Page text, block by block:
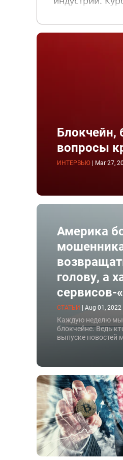
Блокчейн,
вопросы
ИНТЕРВЬЮ Mar 27,
Америка
голову, а
сервисов-
СТАТЬИ | Aug 01, 2022
Каждую неделю мы
блокчейне. Ведь
выпуске новостей
регуляторов,